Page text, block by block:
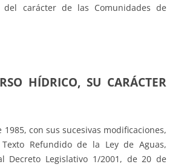
carácter de las Comunidades de
HÍDRICO, SU CARÁCTER
1985, con sus sucesivas modificaciones,
Refundido de la Ley de Aguas,
Decreto Legislativo 1/2001, de 20 de